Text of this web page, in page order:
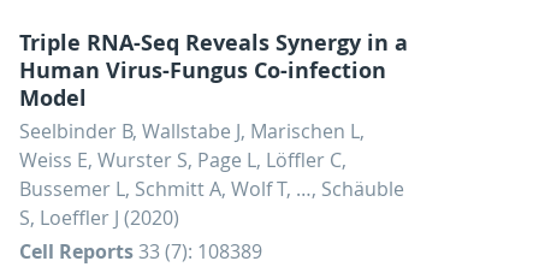
Triple RNA-Seq Reveals Synergy in a
Human Virus-Fungus Co-infection
Model
Seelbinder B, Wallstabe J, Marischen L,
Weiss E, Wurster S, Page L, Löffler C,
Bussemer L, Schmitt A, Wolf T, …, Schäuble
S, Loeffler J (2020)
Cell Reports33 (7): 108389